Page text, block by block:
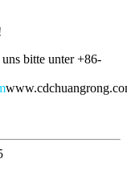
bitte unter +86-